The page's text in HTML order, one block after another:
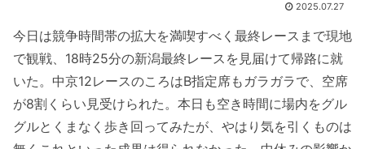
2025.07.27
今日は競争時間帯の拡大を満喫すべく最終レースまで現地
で観戦、18時25分の新潟最終レースを見届けて帰路に就
いた。中京12レースのころはB指定席もガラガラで、空席
が8割くらい見受けられた。本日も空き時間に場内をグル
グルとくまなく歩き回ってみたが、やはり気を引くものは